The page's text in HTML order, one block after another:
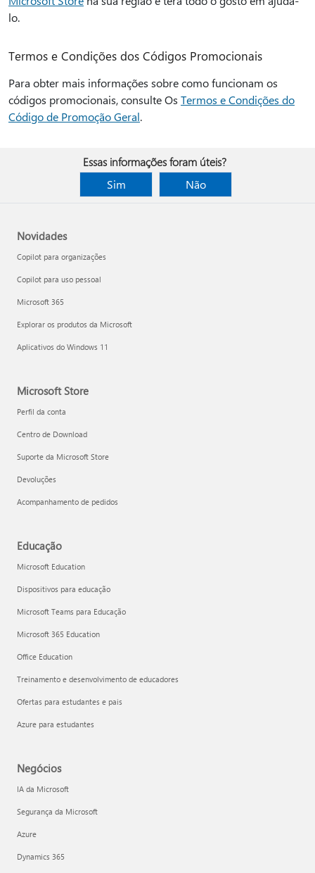
lo.
Termos e Condições dos Códigos Promocionais
Para obter mais informações sobre como funcionam os
códigos promocionais, consulte Os Termos e Condições do
Código de Promoção Geral.
Essas informações foram úteis?
Sim
Não
Novidades
Copilot para organizações
Copilot para uso pessoal
Microsoft 365
Explorar os produtos da Microsoft
Aplicativos do Windows 11
Microsoft Store
Perfil da conta
Centro de Download
Suporte da Microsoft Store
Devoluções
Acompanhamento de pedidos
Educação
Microsoft Education
Dispositivos para educação
Microsoft Teams para Educação
Microsoft 365 Education
Office Education
Treinamento e desenvolvimento de educadores
Ofertas para estudantes e pais
Azure para estudantes
Negócios
IA da Microsoft
Segurança da Microsoft
Azure
Dynamics 365